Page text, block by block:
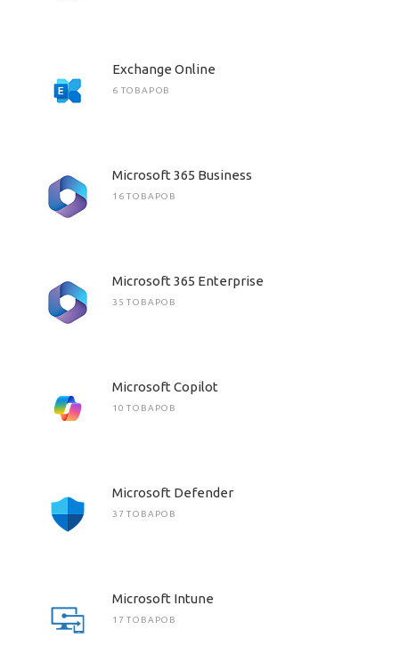
Exchange Online
6 ТОВАРОВ
Microsoft 365 Business
16 ТОВАРОВ
Microsoft 365 Enterprise
35 ТОВАРОВ
Microsoft Copilot
10 ТОВАРОВ
Microsoft Defender
37 ТОВАРОВ
Microsoft Intune
17 ТОВАРОВ